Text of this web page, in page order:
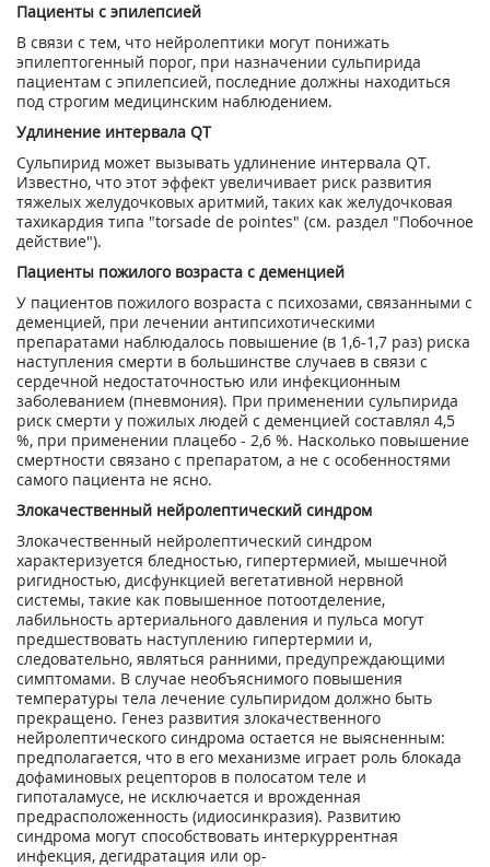
Пациенты с эпилепсией
В связи с тем, что нейролептики могут понижать
эпилептогенный порог, при назначении сульпирида
пациентам с эпилепсией, последние должны находиться
под строгим медицинским наблюдением.
Удлинение интервала QT
Сульпирид может вызывать удлинение интервала QT.
Известно, что этот эффект увеличивает риск развития
тяжелых желудочковых аритмий, таких как желудочковая
тахикардия типа "torsade de pointes" (см. раздел "Побочное
действие").
Пациенты пожилого возраста с деменцией
У пациентов пожилого возраста с психозами, связанными с
деменцией, при лечении антипсихотическими
препаратами наблюдалось повышение (в 1,6-1,7 раз) риска
наступления смерти в большинстве случаев в связи с
сердечной недостаточностью или инфекционным
заболеванием (пневмония). При применении сульпирида
риск смерти у пожилых людей с деменцией составлял 4,5
%, при применении плацебо - 2,6 %. Насколько повышение
смертности связано с препаратом, а не с особенностями
самого пациента не ясно.
Злокачественный нейролептический синдром
Злокачественный нейролептический синдром
характеризуется бледностью, гипертермией, мышечной
ригидностью, дисфункцией вегетативной нервной
системы, такие как повышенное потоотделение,
лабильность артериального давления и пульса могут
предшествовать наступлению гипертермии и,
следовательно, являться ранними, предупреждающими
симптомами. В случае необъяснимого повышения
температуры тела лечение сульпиридом должно быть
прекращено. Генез развития злокачественного
нейролептического синдрома остается не выясненным:
предполагается, что в его механизме играет роль блокада
дофаминовых рецепторов в полосатом теле и
гипоталамусе, не исключается и врожденная
предрасположенность (идиосинкразия). Развитию
синдрома могут способствовать интеркуррентная
инфекция, дегидратация или ор-